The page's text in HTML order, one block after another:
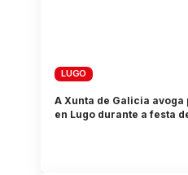
LUGO
A Xunta de Galicia
en Lugo durante a festa